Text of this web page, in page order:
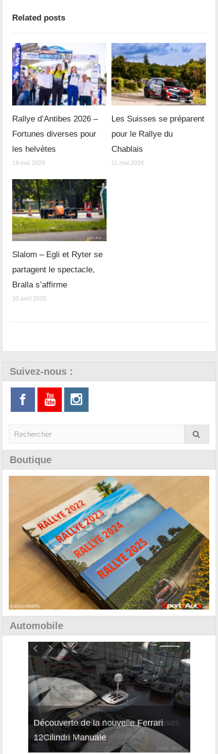
Related posts
Rallye d’Antibes 2026 –
Fortunes diverses pour
les helvètes
19 mai 2026
Les Suisses se préparent
pour le Rallye du
Chablais
11 mai 2026
Slalom – Egli et Ryter se
partagent le spectacle,
Bralla s’affirme
30 avril 2026
Suivez-nous :
Boutique
Automobile
Découverte de la nouvelle Ferrari
12Cilindri Manuale